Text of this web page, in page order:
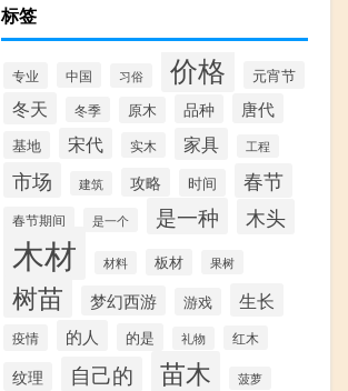
标签
专业 中国 习俗 价格 元宵节
冬天 冬季 原木 品种 唐代
基地 宋代 实木 家具 工程
市场 建筑 攻略 时间 春节
春节期间 是一个 是一种 木头
木材 材料 板材 果树
树苗 梦幻西游 游戏 生长
疫情 的人 的是 礼物 红木
纹理 自己的 苗木 菠萝